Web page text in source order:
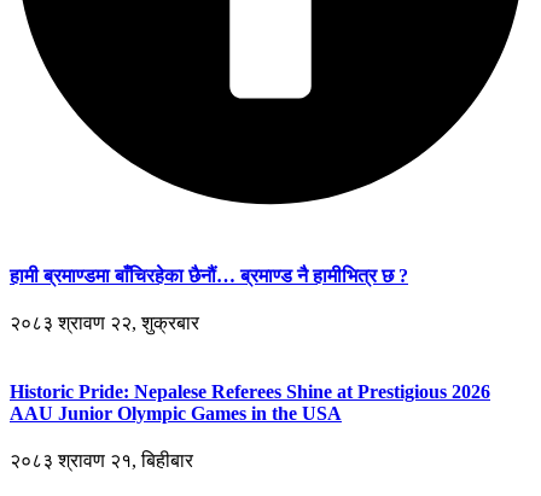
हामी ब्रमाण्डमा बाँचिरहेका छैनौं… ब्रमाण्ड नै हामीभित्र छ ?
२०८३ श्रावण २२, शुक्रबार
Historic Pride: Nepalese Referees Shine at Prestigious 2026
AAU Junior Olympic Games in the USA
२०८३ श्रावण २१, बिहीबार